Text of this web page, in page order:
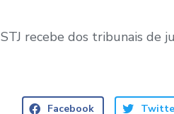
STJ recebe dos tribunais de
Facebook